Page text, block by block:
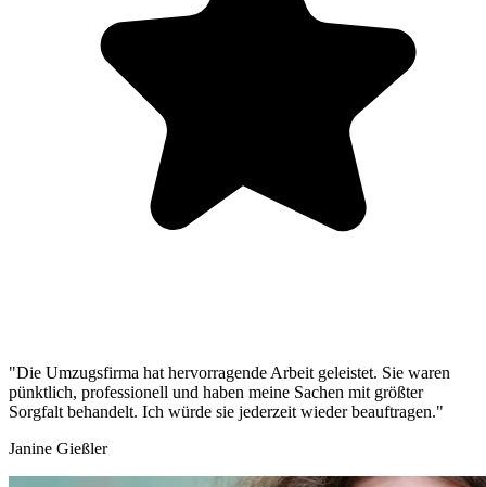
"Die Umzugsfirma hat hervorragende Arbeit geleistet. Sie waren
pünktlich, professionell und haben meine Sachen mit größter
Sorgfalt behandelt. Ich würde sie jederzeit wieder beauftragen."
Janine Gießler